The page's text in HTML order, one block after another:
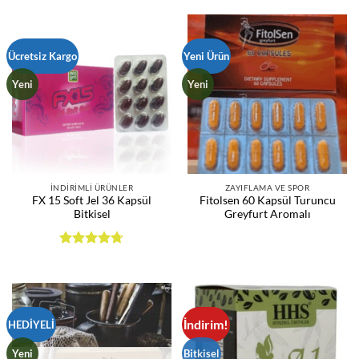
Ücretsiz Kargo
Yeni
İNDIRIMLI ÜRÜNLER
FX 15 Soft Jel 36 Kapsül
Bitkisel
4.67oy
aldı
Yeni Ürün
Yeni
ZAYIFLAMA VE SPOR
Fitolsen 60 Kapsül Turuncu
Greyfurt Aromalı
HEDİYELİ
Yeni
İndirim!
Bitkisel